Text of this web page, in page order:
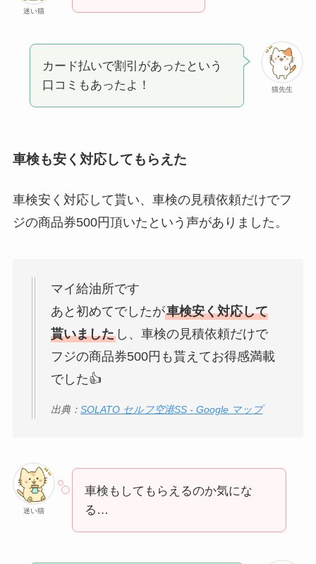
迷い猫
猫先生
カード払いで割引があったという
口コミもあったよ！
車検も安く対応してもらえた
車検安く対応して貰い、車検の見積依頼だけでフ
ジの商品券500円頂いたという声がありました。
マイ給油所です
あと初めてでしたが車検安く対応して
貰いましたし、車検の見積依頼だけで
フジの商品券500円も貰えてお得感満載
でした👍️
出典： SOLATO セルフ空港SS - Google マップ
迷い猫
車検もしてもらえるのか気にな
る…